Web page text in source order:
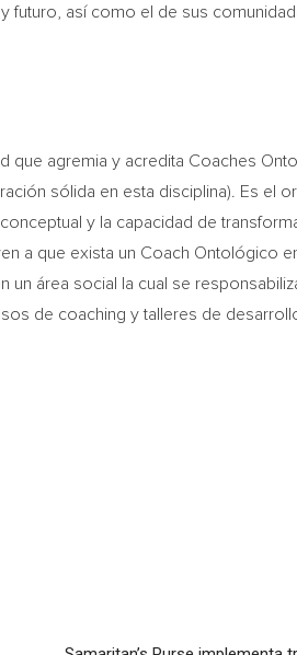
así como el de sus
que agremia y acredita Coaches
sólida en esta disciplina). Es el
y la capacidad de
a que exista un Coach Ontológico
área social la cual se
de coaching y talleres de